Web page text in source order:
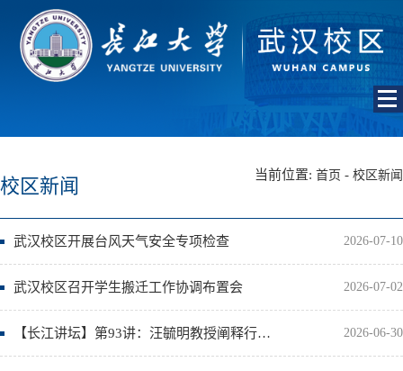
校区新闻 当前位置: 首页 - 校区新闻
武汉校区开展台风天气安全专项检查 2026-07-10
武汉校区召开学生搬迁工作协调布置会 2026-07-02
【长江讲坛】第93讲：汪毓明教授阐释行星科学与探测展望 2026-06-30